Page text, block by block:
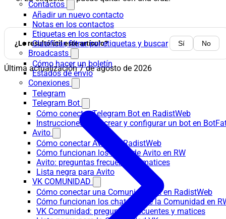
Contactos
Añadir un nuevo contacto
Notas en los contactos
Etiquetas en los contactos
Clasificar, filtrar por etiquetas y buscar
Broadcasts
Cómo hacer un boletín
Estados de envío
Conexiones
Telegram
Telegram Bot
Cómo conectar Telegram Bot en RadistWeb
Instrucciones para crear y configurar un bot en
Avito
Cómo conectar Avito en RadistWeb
Cómo funcionan los chats de Avito en RW
Avito: preguntas frecuentes y matices
Lista negra para Avito
VK COMUNIDAD
Cómo conectar una Comunidad VK en RadistWeb
Cómo funcionan los chats VK de la Comunidad en
VK Comunidad: preguntas frecuentes y matices
¿Le resultó útil este artículo? Sí No
Última actualización7 de agosto de 2026